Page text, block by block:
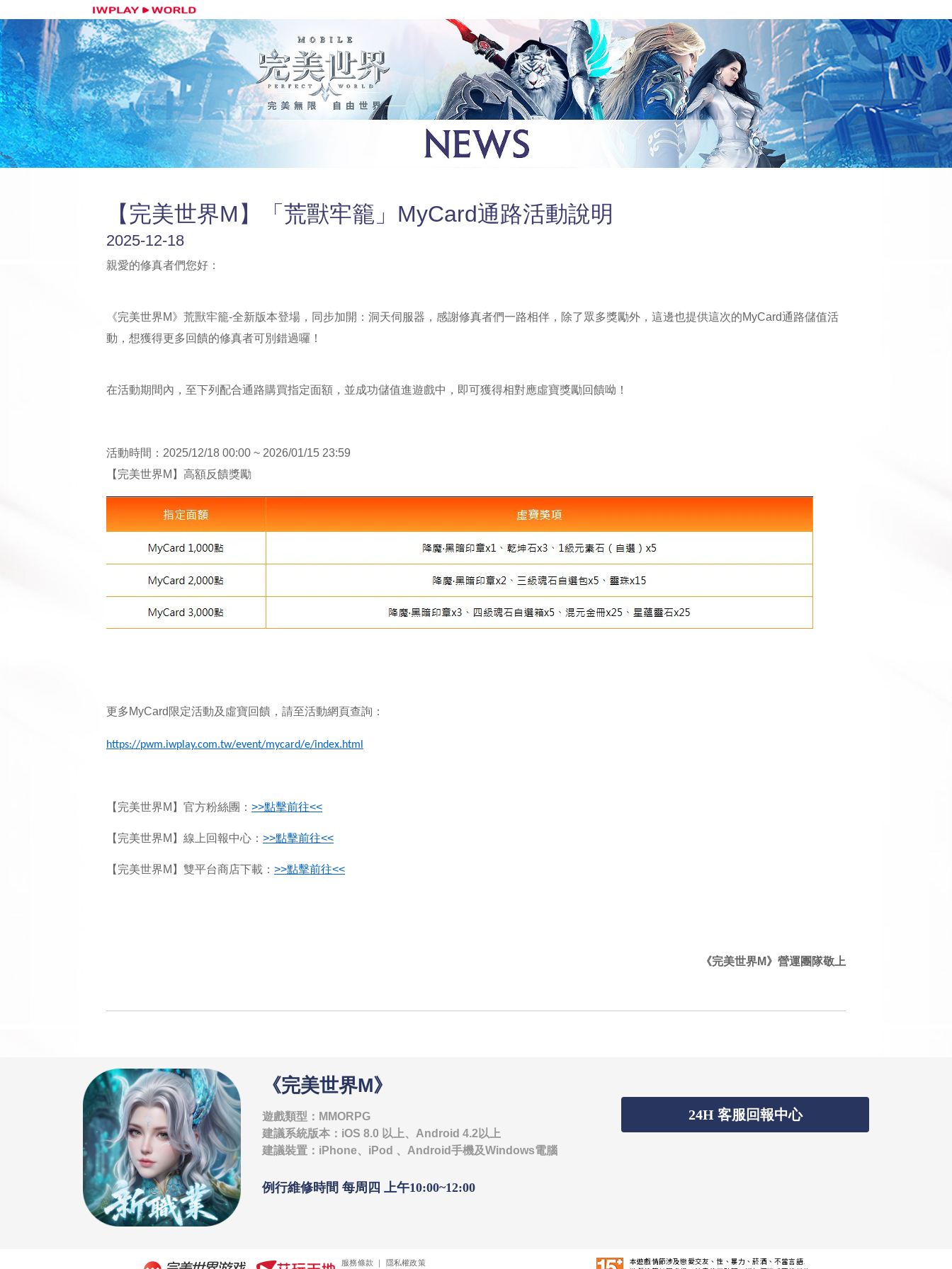
【完美世界M】「荒獸牢籠」MyCard通路活動說明
2025-12-18
親愛的修真者們您好：
《完美世界M》荒獸牢籠-全新版本登場，同步加開：洞天伺服器，感謝修真者們一路相伴，除了眾多獎勵外，這邊也提供這次的MyCard通路儲值活
動，想獲得更多回饋的修真者可別錯過囉！
在活動期間內，至下列配合通路購買指定面額，並成功儲值進遊戲中，即可獲得相對應虛寶獎勵回饋呦！
活動時間：2025/12/18 00:00 ~ 2026/01/15 23:59
【完美世界M】高額反饋獎勵
更多MyCard限定活動及虛寶回饋，請至活動網頁查詢：
https://pwm.iwplay.com.tw/event/mycard/e/index.html
【完美世界M】官方粉絲團： >>點擊前往<<
【完美世界M】線上回報中心： >>點擊前往<<
【完美世界M】雙平台商店下載： >>點擊前往<<
《完美世界M》營運團隊敬上
《完美世界M》
遊戲類型：MMORPG
建議系統版本：iOS 8.0 以上、Android 4.2以上
建議裝置：iPhone、iPod 、Android手機及Windows電腦
例行維修時間 每周四 上午10:00~12:00
24H 客服回報中心
服務條款 ｜ 隱私權政策
本遊戲情節涉及戀愛交友、性、暴力、菸酒、不當言語.